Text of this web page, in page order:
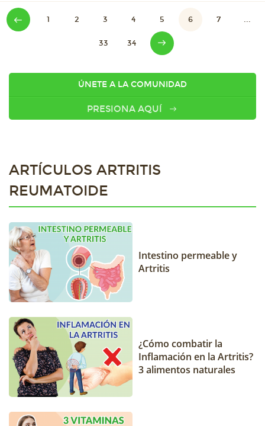
1 2 3 4 5 6 7 ...
33 34
ÚNETE A LA COMUNIDAD
PRESIONA AQUÍ
ARTÍCULOS ARTRITIS
REUMATOIDE
Intestino permeable y
Artritis
¿Cómo combatir la
Inflamación en la Artritis?
3 alimentos naturales